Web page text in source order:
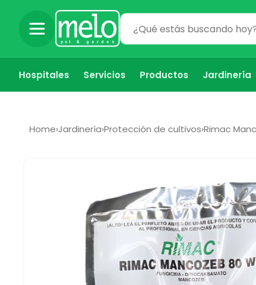
directamente
al contenido
Hospitales Servicios Productos Jardinería
Home›Jardinería›Protección de cultivos›Rimac